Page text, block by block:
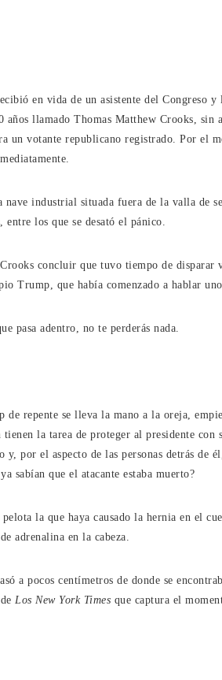
en vida de un asistente del Congreso
llamado Thomas Matthew Crooks, sin
votante republicano registrado. Por el
nave industrial situada fuera de la valla de
entre los que se desató el pánico.
concluir que tuvo tiempo de disparar
Trump, que había comenzado a hablar
pasa adentro, no te perderás nada.
repente se lleva la mano a la oreja,
la tarea de proteger al presidente con
por el aspecto de las personas detrás de
sabían que el atacante estaba muerto?
la que haya causado la hernia en el
adrenalina en la cabeza.
a pocos centímetros de donde se
Los New York Times que captura el